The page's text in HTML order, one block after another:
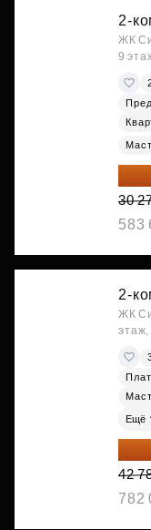
2-
ЖК
9
29
30
583
2-
ЖК
Ещё
36
42
782